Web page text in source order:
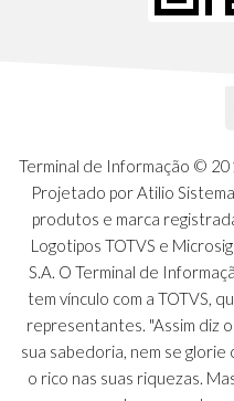
Terminal de Informação ©
Projetado por Atilio
produtos e marca
Logotipos TOTVS e
S.A. O Terminal de
tem vínculo com a TOTVS,
representantes. "Assim diz
sua sabedoria, nem se
o rico nas suas riquezas.